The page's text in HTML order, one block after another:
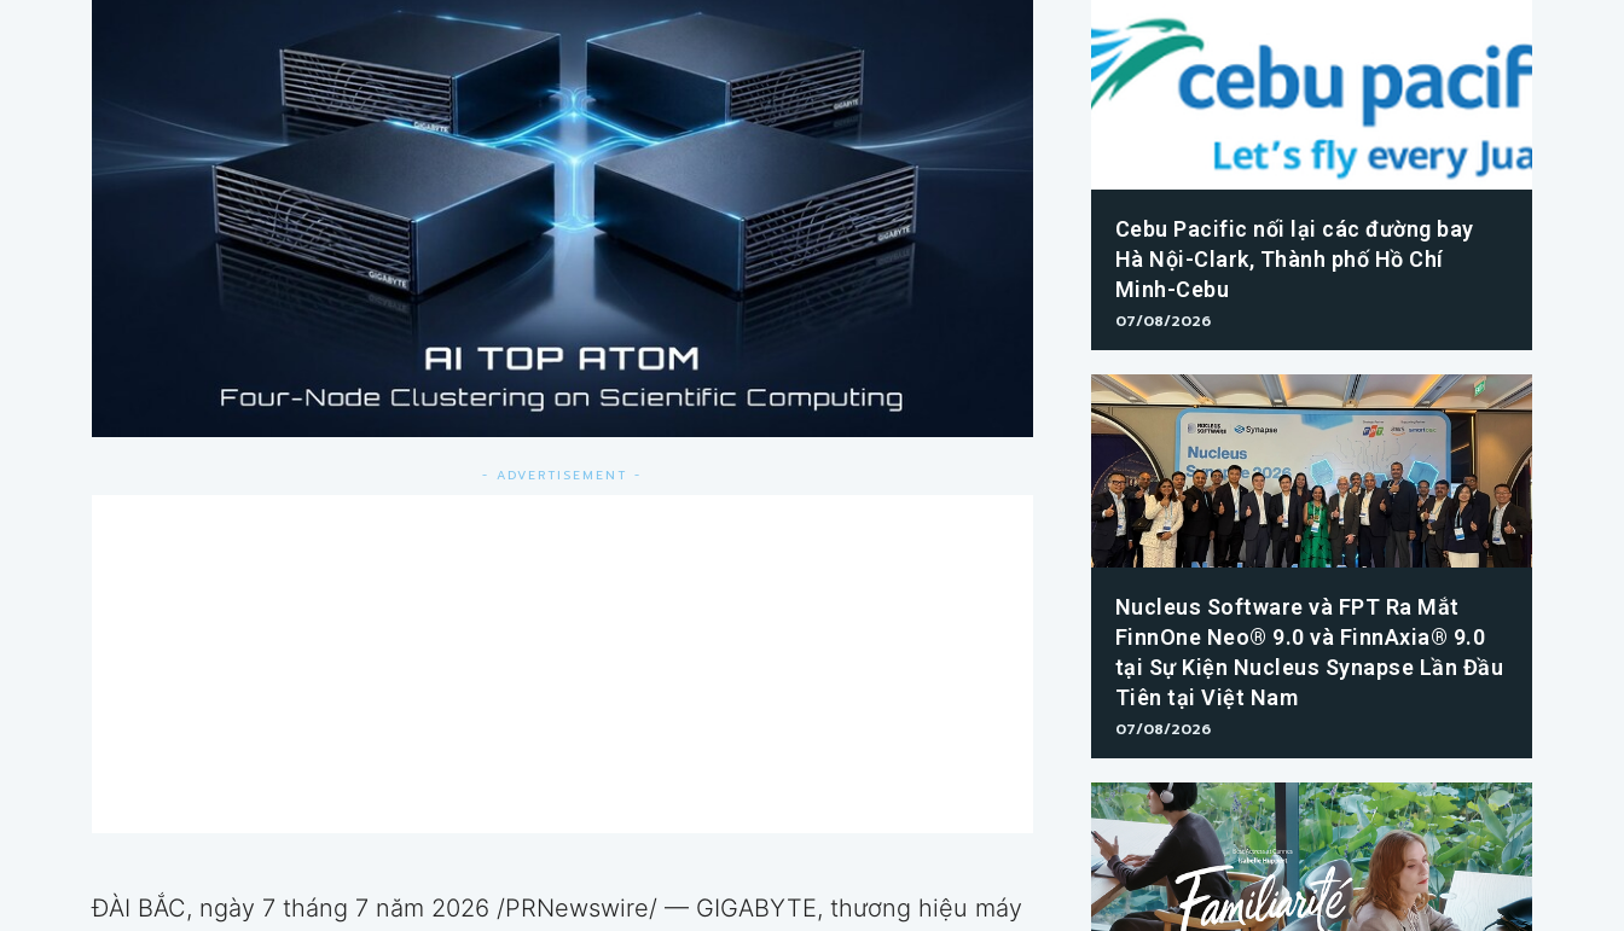
- ADVERTISEMENT -
ĐÀI BẮC, ngày 7 tháng 7 năm 2026 /PRNewswire/ — GIGABYTE, thương hiệu máy
Cebu Pacific nối lại các đường bay
Hà Nội-Clark, Thành phố Hồ Chí
Minh-Cebu
07/08/2026
Nucleus Software và FPT Ra Mắt
FinnOne Neo® 9.0 và FinnAxia® 9.0
tại Sự Kiện Nucleus Synapse Lần Đầu
Tiên tại Việt Nam
07/08/2026